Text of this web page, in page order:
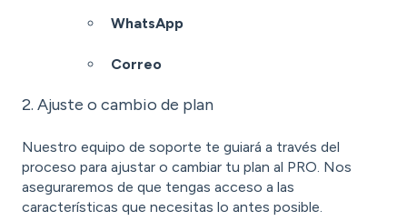
WhatsApp
Correo
2. Ajuste o cambio de plan
Nuestro equipo de soporte te guiará a través del
proceso para ajustar o cambiar tu plan al PRO. Nos
aseguraremos de que tengas acceso a las
características que necesitas lo antes posible.